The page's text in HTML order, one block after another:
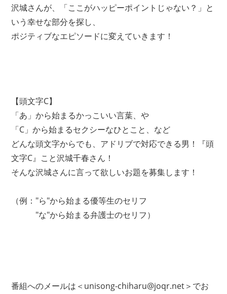
沢城さんが、「ここがハッピーポイントじゃない？」と
いう幸せな部分を探し、
ポジティブなエピソードに変えていきます！
【頭文字C】
「あ」から始まるかっこいい言葉、や
「C」から始まるセクシーなひとこと、など
どんな頭文字からでも、アドリブで対応できる男！『頭
文字C』こと沢城千春さん！
そんな沢城さんに言って欲しいお題を募集します！
（例："ら"から始まる優等生のセリフ
"な"から始まる弁護士のセリフ）
番組へのメールは＜unisong-chiharu@joqr.net＞でお